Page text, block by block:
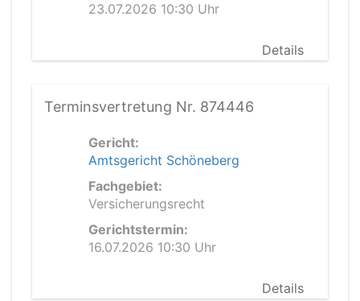
23.07.2026 10:30 Uhr
Details
Terminsvertretung Nr. 874446
Gericht:
Amtsgericht Schöneberg
Fachgebiet:
Versicherungsrecht
Gerichtstermin:
16.07.2026 10:30 Uhr
Details